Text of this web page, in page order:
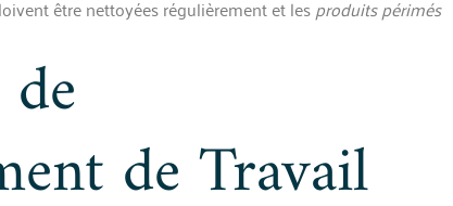
être nettoyées régulièrement et lesproduits périmés
de Travail